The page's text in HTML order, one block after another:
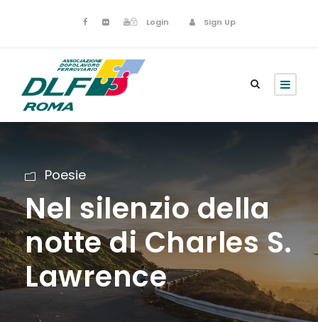
Login Sign Up
Poesie
Nel silenzio della
notte di Charles S.
Lawrence